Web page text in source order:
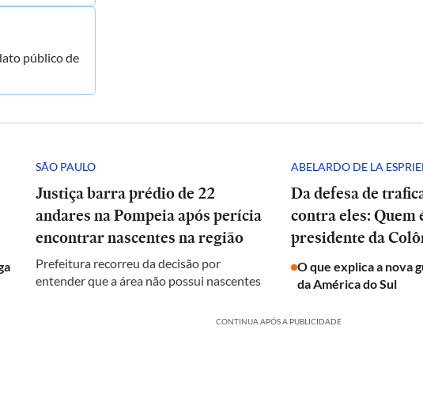
público de
SÃO PAULO
Justiça barra prédio de 22
andares na Pompeia após perícia
encontrar nascentes na região
Prefeitura recorreu da decisão por
entender que a área não possui nascentes
ABELARDO DE LA
Da defesa de
contra eles: Quem
presidente da
O que explica a nova
da América do Sul
CONTINUA APÓS A PUBLICIDADE